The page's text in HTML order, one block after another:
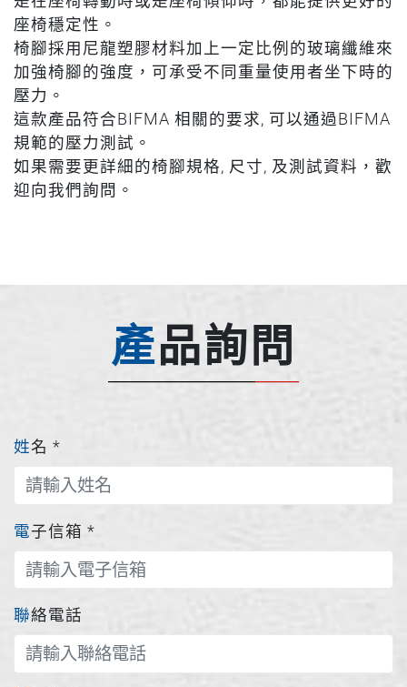
座椅穩定性。
椅腳採用尼龍塑膠材料加上一定比例的玻璃纖維來
加強椅腳的強度，可承受不同重量使用者坐下時的
壓力。
這款產品符合BIFMA 相關的要求, 可以通過BIFMA
規範的壓力測試。
如果需要更詳細的椅腳規格, 尺寸, 及測試資料，歡
迎向我們詢問。
產品詢問
姓名 *
電子信箱 *
聯絡電話